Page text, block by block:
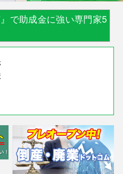
で助成金に強い専門家5